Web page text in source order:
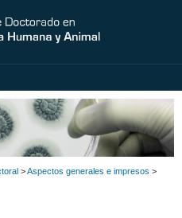
>Aspectos generales e impresos >